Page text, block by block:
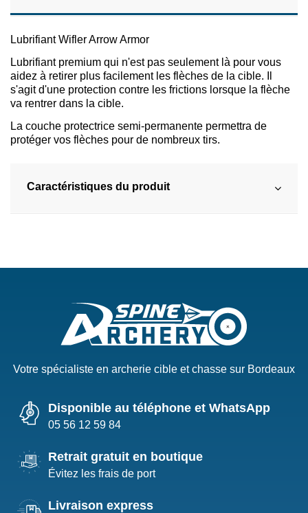
Lubrifiant Wifler Arrow Armor
Lubrifiant premium qui n'est pas seulement là pour vous
aidez à retirer plus facilement les flèches de la cible. Il
s'agit d'une protection contre les frictions lorsque la flèche
va rentrer dans la cible.
La couche protectrice semi-permanente permettra de
protéger vos flèches pour de nombreux tirs.
Caractéristiques du produit
Votre spécialiste en archerie cible et chasse sur Bordeaux
Disponible au téléphone et WhatsApp
05 56 12 59 84
Retrait gratuit en boutique
Évitez les frais de port
Livraison express